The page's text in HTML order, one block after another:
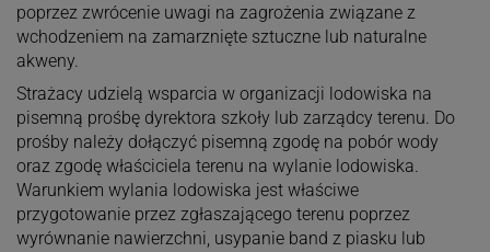
poprzez zwrócenie uwagi na zagrożenia związane z
wchodzeniem na zamarznięte sztuczne lub naturalne
akweny.
Strażacy udzielą wsparcia w organizacji lodowiska na
pisemną prośbę dyrektora szkoły lub zarządcy terenu. Do
prośby należy dołączyć pisemną zgodę na pobór wody
oraz zgodę właściciela terenu na wylanie lodowiska.
Warunkiem wylania lodowiska jest właściwe
przygotowanie przez zgłaszającego terenu poprzez
wyrównanie nawierzchni, usypanie band z piasku lub